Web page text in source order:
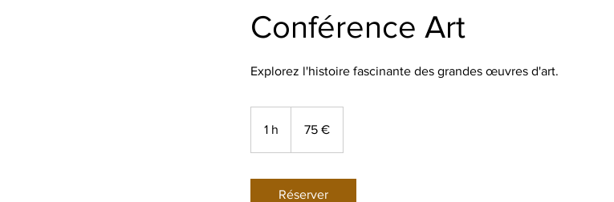
Conférence Art
Explorez l'histoire fascinante des grandes œuvres d'art.
1 h 75 €
Réserver